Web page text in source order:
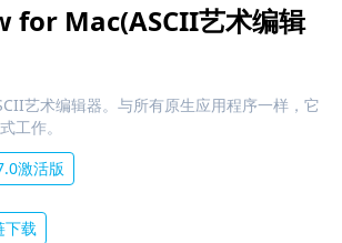
for Mac(ASCII艺术编辑
艺术编辑器。与所有原生应用程序一样，它
工作。
激活版
下载